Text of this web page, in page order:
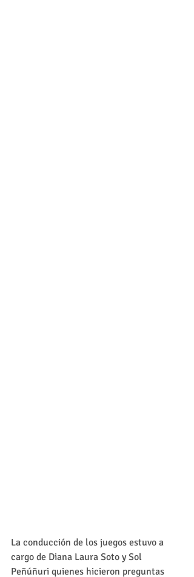
La conducción de los juegos estuvo a
cargo de Diana Laura Soto y Sol
Peñúñuri quienes hicieron preguntas